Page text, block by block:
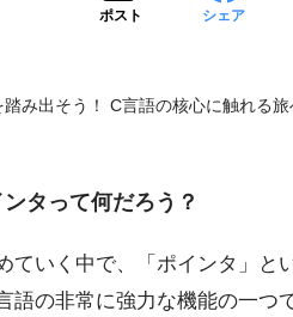
ポスト シェア
み出そう！ C言語の核心に触れる旅
タって何だろう？
ていく中で、「ポインタ」と
語の非常に強力な機能の一